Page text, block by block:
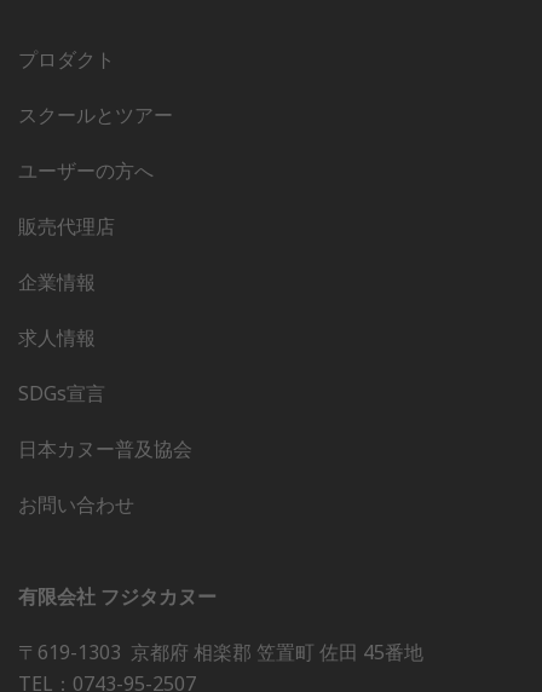
プロダクト
スクールとツアー
ユーザーの方へ
販売代理店
企業情報
求人情報
SDGs宣言
日本カヌー普及協会
お問い合わせ
有限会社 フジタカヌー
〒619-1303 京都府 相楽郡 笠置町 佐田 45番地
TEL：0743-95-2507